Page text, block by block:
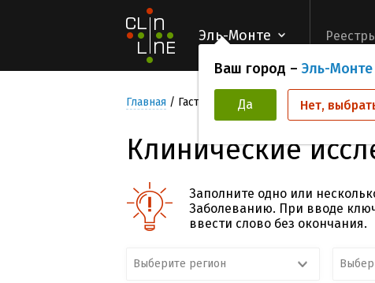
Эль-Монте
Ваш город – Эль-Монте
Да Нет,
Главная Гастроэнтерологические
Клинические
Заполните одно или
Заболеванию. При вводе
ввести слово без окончания.
Выберите регион